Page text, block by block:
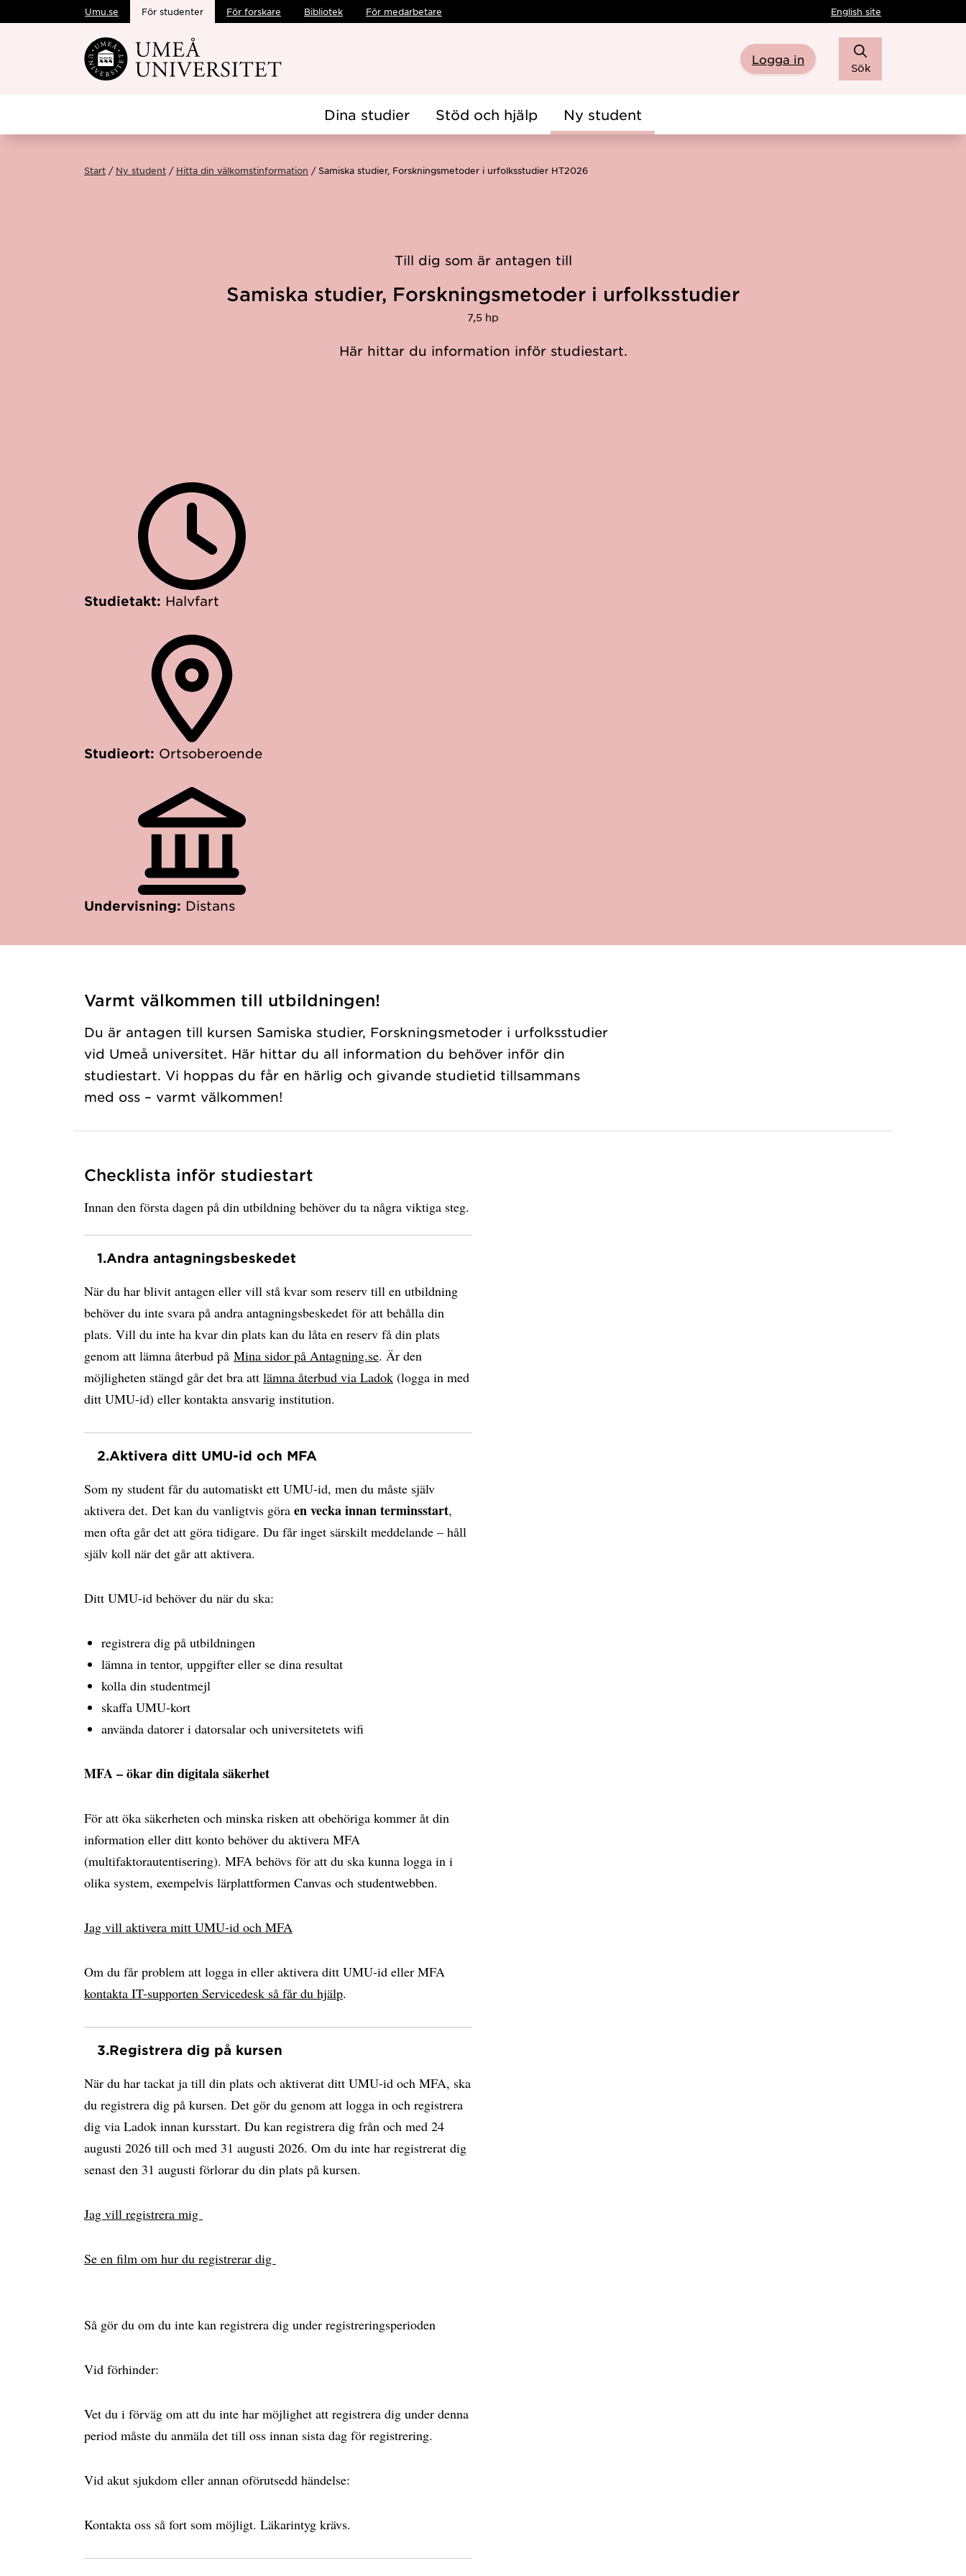
Hoppa direkt till innehållet
Umu.se För studenter För forskare Bibliotek För medarbetare English site
Logga in
Sök
Dina studier Stöd och hjälp Ny student
Start Ny student Hitta din välkomstinformation Samiska studier, Forskningsmetoder i urfolksstudier HT2026
Till dig som är antagen till
Samiska studier, Forskningsmetoder i urfolksstudier
7,5 hp
Här hittar du information inför studiestart.
Studietakt: Halvfart
Studieort: Ortsoberoende
Undervisning: Distans
Varmt välkommen till utbildningen!
Du är antagen till kursen Samiska studier, Forskningsmetoder i urfolksstudier
vid Umeå universitet. Här hittar du all information du behöver inför din
studiestart. Vi hoppas du får en härlig och givande studietid tillsammans
med oss – varmt välkommen!
Checklista inför studiestart
Innan den första dagen på din utbildning behöver du ta några viktiga steg.
1.Andra antagningsbeskedet
När du har blivit antagen eller vill stå kvar som reserv till en utbildning
behöver du inte svara på andra antagningsbeskedet för att behålla din
plats. Vill du inte ha kvar din plats kan du låta en reserv få din plats
genom att lämna återbud på Mina sidor på Antagning.se. Är den
möjligheten stängd går det bra att lämna återbud via Ladok (logga in med
ditt UMU-id) eller kontakta ansvarig institution.
2.Aktivera ditt UMU-id och MFA
Som ny student får du automatiskt ett UMU-id, men du måste själv
aktivera det. Det kan du vanligtvis göra en vecka innan terminsstart,
men ofta går det att göra tidigare. Du får inget särskilt meddelande – håll
själv koll när det går att aktivera.
Ditt UMU-id behöver du när du ska:
registrera dig på utbildningen
lämna in tentor, uppgifter eller se dina resultat
kolla din studentmejl
skaffa UMU-kort
använda datorer i datorsalar och universitetets wifi
MFA – ökar din digitala säkerhet
För att öka säkerheten och minska risken att obehöriga kommer åt din
information eller ditt konto behöver du aktivera MFA
(multifaktorautentisering). MFA behövs för att du ska kunna logga in i
olika system, exempelvis lärplattformen Canvas och studentwebben.
Jag vill aktivera mitt UMU-id och MFA
Om du får problem att logga in eller aktivera ditt UMU-id eller MFA
kontakta IT-supporten Servicedesk så får du hjälp.
3.Registrera dig på kursen
När du har tackat ja till din plats och aktiverat ditt UMU-id och MFA, ska
du registrera dig på kursen. Det gör du genom att logga in och registrera
dig via Ladok innan kursstart. Du kan registrera dig från och med 24
augusti 2026 till och med 31 augusti 2026. Om du inte har registrerat dig
senast den 31 augusti förlorar du din plats på kursen.
Jag vill registrera mig
Se en film om hur du registrerar dig
Så gör du om du inte kan registrera dig under registreringsperioden
Vid förhinder:
Vet du i förväg om att du inte har möjlighet att registrera dig under denna
period måste du anmäla det till oss innan sista dag för registrering.
Vid akut sjukdom eller annan oförutsedd händelse:
Kontakta oss så fort som möjligt. Läkarintyg krävs.